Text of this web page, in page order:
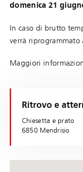
domenica 21
In caso di brutto
verrà riprogrammato
Maggiori
Ritrovo e
Chiesetta e prato
6850 Mendrisio